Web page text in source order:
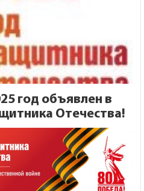
год объявлен в
Отечества!